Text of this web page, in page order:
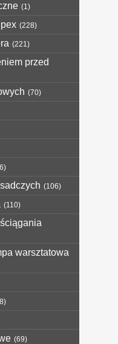
(1)
(228)
(221)
przed
(70)
(106)
(110)
warsztatowa
(69)